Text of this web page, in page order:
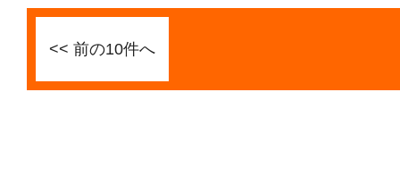
<< 前の10件へ